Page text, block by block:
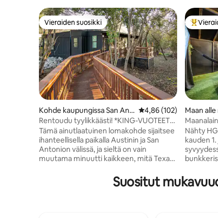
Vieraiden suosikki
Vieraiden suosikki
Kohde kaupungissa San Ant
onio
Keskimääräinen arvio
4,86 (102)
Rentoudu tyylikkäästi! *KING-VUOTEET*
Upea patio!
Tämä ainutlaatuinen lomakohde sijaitsee
ihanteellisella paikalla Austinin ja San
Antonion välissä, ja sieltä on vain
muutama minuutti kaikkeen, mitä Texas
San Antonio River Walkiin, Six Flagsiin,
SeaWorldiin, Randolphin ilmavoimien
Maan
Nähty
kauden
viihtyisän
Suositut